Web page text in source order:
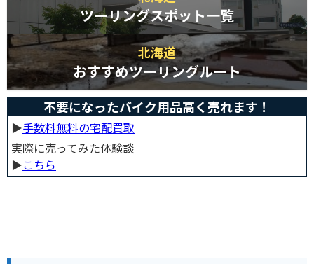
ツーリングスポット一覧
北海道
おすすめツーリングルート
不要になったバイク用品高く売れます！
▶︎手数料無料の宅配買取
実際に売ってみた体験談
▶︎こちら